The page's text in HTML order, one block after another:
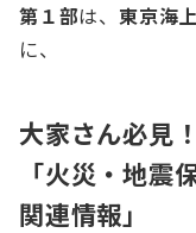
第１部は、東京海
に、
大家さん必見
「火災・地震
関連情報」